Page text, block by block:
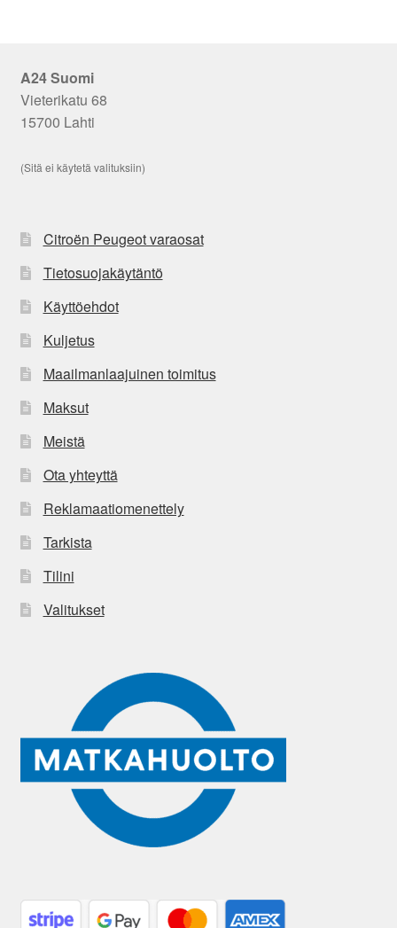
A24 Suomi
Vieterikatu 68
15700 Lahti
(Sitä ei käytetä valituksiin)
Citroën Peugeot varaosat
Tietosuojakäytäntö
Käyttöehdot
Kuljetus
Maailmanlaajuinen toimitus
Maksut
Meistä
Ota yhteyttä
Reklamaatiomenettely
Tarkista
Tilini
Valitukset